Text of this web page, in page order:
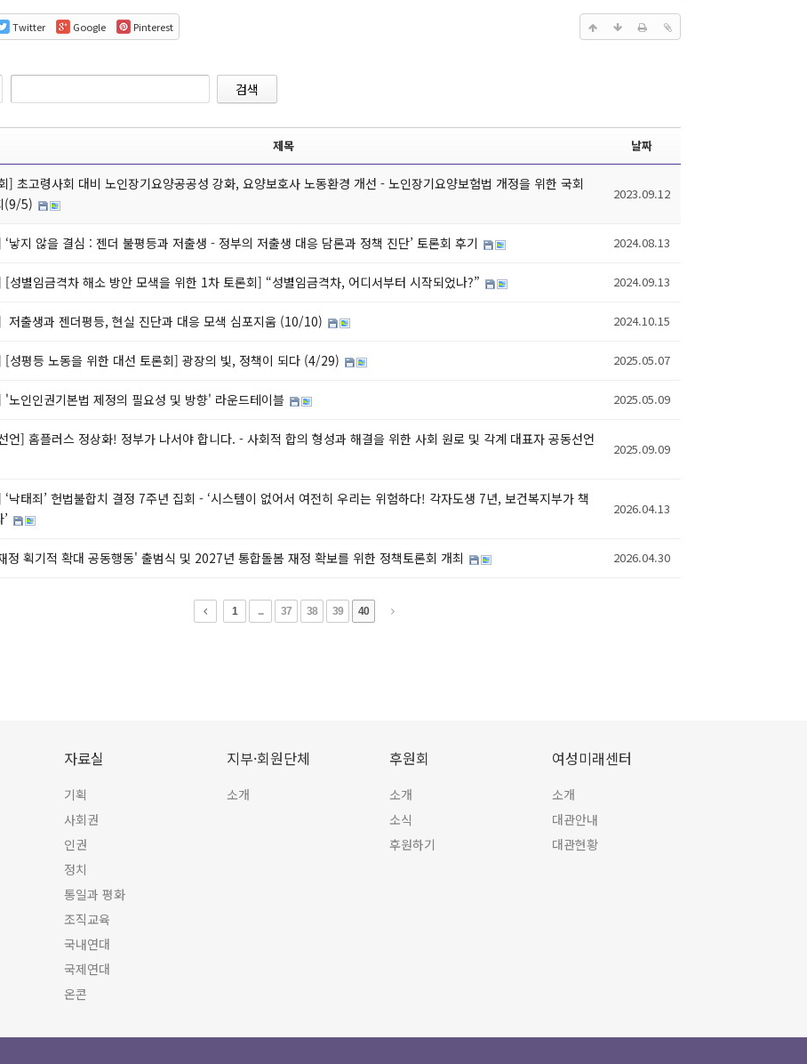
Twitter Google Pinterest
검색
제목 날짜
] 초고령사회 대비 노인장기요양공공성 강화, 요양보호사 노동환경 개선 - 노인장기요양보험법 개정을 위한 국회
(9/5)
2023.09.12
낳지 않을 결심 : 젠더 불평등과 저출생 - 정부의 저출생 대응 담론과 정책 진단’ 토론회 후기 2024.08.13
[성별임금격차 해소 방안 모색을 위한 1차 토론회] “성별임금격차, 어디서부터 시작되었나?” 2024.09.13
저출생과 젠더평등, 현실 진단과 대응 모색 심포지움 (10/10) 2024.10.15
[성평등 노동을 위한 대선 토론회] 광장의 빛, 정책이 되다 (4/29) 2025.05.07
'노인인권기본법 제정의 필요성 및 방향' 라운드테이블 2025.05.09
언] 홈플러스 정상화! 정부가 나서야 합니다. - 사회적 합의 형성과 해결을 위한 사회 원로 및 각계 대표자 공동선언
2025.09.09
낙태죄’ 헌법불합치 결정 7주년 집회 - ‘시스템이 없어서 여전히 우리는 위험하다! 각자도생 7년, 보건복지부가 책
2026.04.13
정 획기적 확대 공동행동' 출범식 및 2027년 통합돌봄 재정 확보를 위한 정책토론회 개최 2026.04.30
1 ... 37 38 39 40
자료실
기획
사회권
인권
정치
통일과 평화
조직교육
국내연대
국제연대
온콘
지부·회원단체
소개
후원회
소개
소식
후원하기
여성미래센터
소개
대관안내
대관현황